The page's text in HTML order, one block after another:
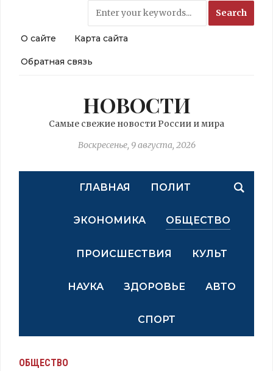
О сайте Карта сайта
Обратная связь
НОВОСТИ
Самые свежие новости России и мира
Воскресенье, 9 августа, 2026
ГЛАВНАЯ ПОЛИТ
ЭКОНОМИКА ОБЩЕСТВО
ПРОИСШЕСТВИЯ КУЛЬТ
НАУКА ЗДОРОВЬЕ АВТО
СПОРТ
ОБЩЕСТВО